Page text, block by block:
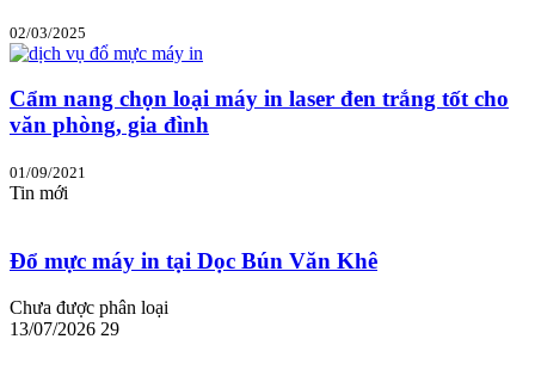
02/03/2025
Cẩm nang chọn loại máy in laser đen trắng tốt cho
văn phòng, gia đình
01/09/2021
Tin mới
Đổ mực máy in tại Dọc Bún Văn Khê
Chưa được phân loại
13/07/2026 29